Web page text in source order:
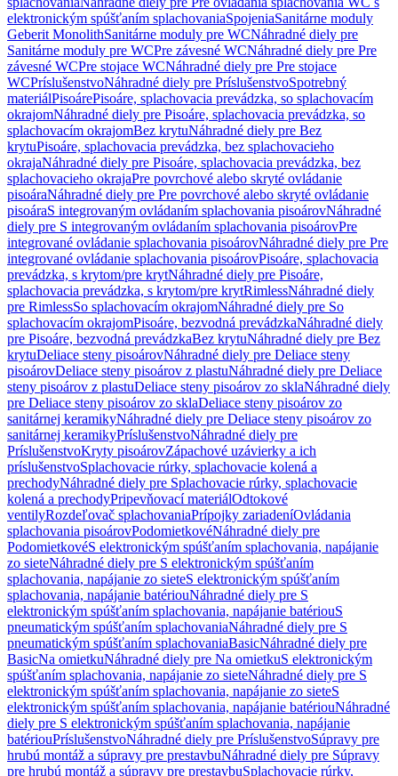
elektronickým spúšťaním splachovaniaSpojeniaSanitárne moduly
Geberit MonolithSanitárne moduly pre WCNáhradné diely pre
Sanitárne moduly pre WCPre závesné WCNáhradné diely pre Pre
závesné WCPre stojace WCNáhradné diely pre Pre stojace
WCPríslušenstvoNáhradné diely pre PríslušenstvoSpotrebný
materiálPisoárePisoáre, splachovacia prevádzka, so splachovacím
okrajomNáhradné diely pre Pisoáre, splachovacia prevádzka, so
splachovacím okrajomBez krytuNáhradné diely pre Bez
krytuPisoáre, splachovacia prevádzka, bez splachovacieho
okrajaNáhradné diely pre Pisoáre, splachovacia prevádzka, bez
splachovacieho okrajaPre povrchové alebo skryté ovládanie
pisoáraNáhradné diely pre Pre povrchové alebo skryté ovládanie
pisoáraS integrovaným ovládaním splachovania pisoárovNáhradné
diely pre S integrovaným ovládaním splachovania pisoárovPre
integrované ovládanie splachovania pisoárovNáhradné diely pre Pre
integrované ovládanie splachovania pisoárovPisoáre, splachovacia
prevádzka, s krytom/pre krytNáhradné diely pre Pisoáre,
splachovacia prevádzka, s krytom/pre krytRimlessNáhradné diely
pre RimlessSo splachovacím okrajomNáhradné diely pre So
splachovacím okrajomPisoáre, bezvodná prevádzkaNáhradné diely
pre Pisoáre, bezvodná prevádzkaBez krytuNáhradné diely pre Bez
krytuDeliace steny pisoárovNáhradné diely pre Deliace steny
pisoárovDeliace steny pisoárov z plastuNáhradné diely pre Deliace
steny pisoárov z plastuDeliace steny pisoárov zo sklaNáhradné diely
pre Deliace steny pisoárov zo sklaDeliace steny pisoárov zo
sanitárnej keramikyNáhradné diely pre Deliace steny pisoárov zo
sanitárnej keramikyPríslušenstvoNáhradné diely pre
PríslušenstvoKryty pisoárovZápachové uzávierky a ich
príslušenstvoSplachovacie rúrky, splachovacie kolená a
prechodyNáhradné diely pre Splachovacie rúrky, splachovacie
kolená a prechodyPripevňovací materiálOdtokové
ventilyRozdeľovač splachovaniaPrípojky zariadeníOvládania
splachovania pisoárovPodomietkovéNáhradné diely pre
PodomietkovéS elektronickým spúšťaním splachovania, napájanie
zo sieteNáhradné diely pre S elektronickým spúšťaním
splachovania, napájanie zo sieteS elektronickým spúšťaním
splachovania, napájanie batériouNáhradné diely pre S
elektronickým spúšťaním splachovania, napájanie batériouS
pneumatickým spúšťaním splachovaniaNáhradné diely pre S
pneumatickým spúšťaním splachovaniaBasicNáhradné diely pre
BasicNa omietkuNáhradné diely pre Na omietkuS elektronickým
spúšťaním splachovania, napájanie zo sieteNáhradné diely pre S
elektronickým spúšťaním splachovania, napájanie zo sieteS
elektronickým spúšťaním splachovania, napájanie batériouNáhradné
diely pre S elektronickým spúšťaním splachovania, napájanie
batériouPríslušenstvoNáhradné diely pre PríslušenstvoSúpravy pre
hrubú montáž a súpravy pre prestavbuNáhradné diely pre Súpravy
pre hrubú montáž a súpravy pre prestavbuSplachovacie rúrky,